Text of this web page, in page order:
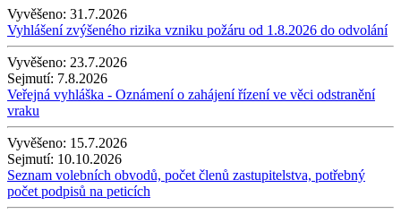
Vyvěšeno: 31.7.2026
Vyhlášení zvýšeného rizika vzniku požáru od 1.8.2026 do odvolání
Vyvěšeno: 23.7.2026
Sejmutí: 7.8.2026
Veřejná vyhláška - Oznámení o zahájení řízení ve věci odstranění
vraku
Vyvěšeno: 15.7.2026
Sejmutí: 10.10.2026
Seznam volebních obvodů, počet členů zastupitelstva, potřebný
počet podpisů na peticích